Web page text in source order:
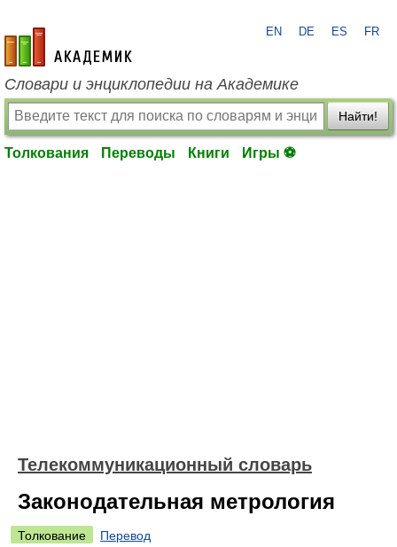
academic.ru
EN DE ES FR
Словари и энциклопедии на Академике
Найти!
Толкования Переводы Книги Игры ⚽
Телекоммуникационный словарь
Законодательная метрология
Толкование
Перевод